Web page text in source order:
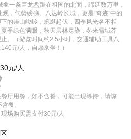
象一条巨龙盘踞在祖国的北面，绵延数万里，
，气势磅礴。八达岭长城，更是“奇迹”中的
的崇山峻岭，蜿蜒起伏，四季风光各不相
季绿色满眼，秋天层林尽染，冬来雪域莽
。（游览时间约2.5小时，交通辅助工具八
元/人，自愿乘坐！）
元/人
厅用餐，如不含餐，可能出现等待，请谅
餐。
场购买需支付30元/人